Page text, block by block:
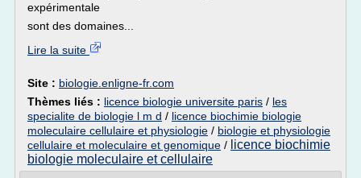
expérimentale
sont des domaines...
Lire la suite
Site : biologie.enligne-fr.com
Thèmes liés : licence biologie universite paris / les
specialite de biologie l m d / licence biochimie biologie
moleculaire cellulaire et physiologie / biologie et physiologie
cellulaire et moleculaire et genomique / licence biochimie
biologie moleculaire et cellulaire